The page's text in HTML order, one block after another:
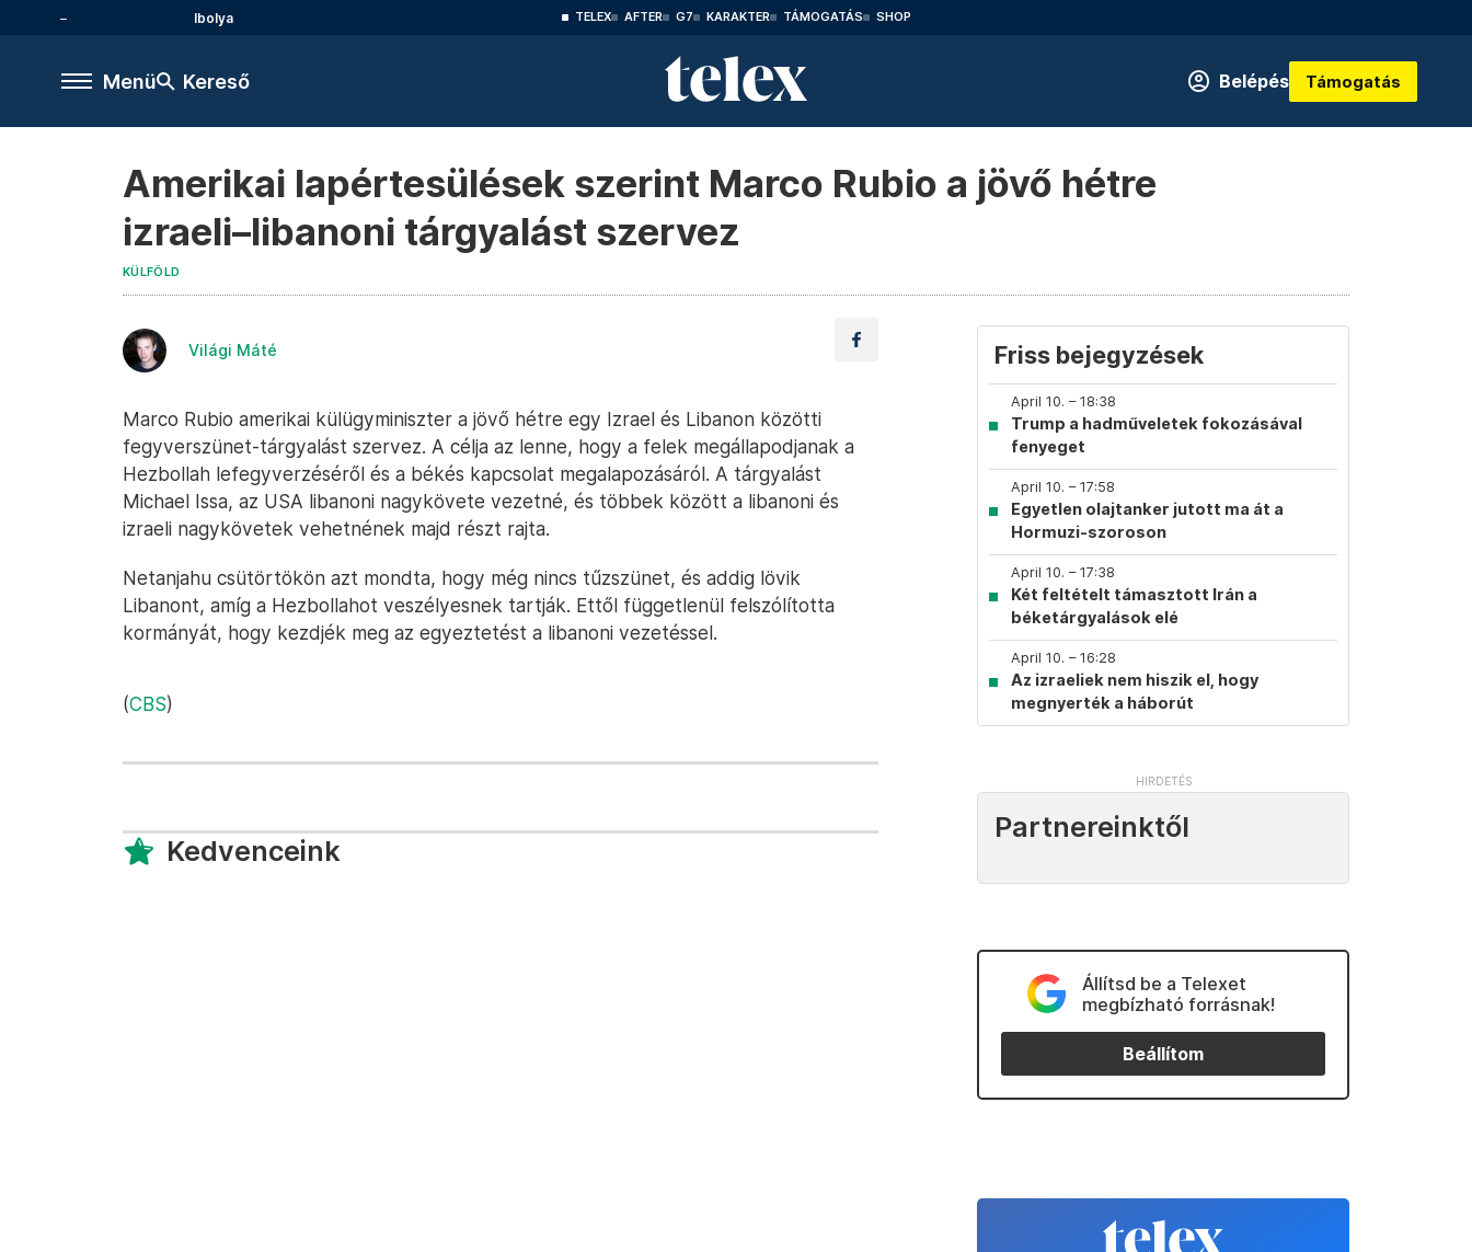
Ibolya TELEX AFTER G7 KARAKTER TÁMOGATÁS SHOP
Menü Kereső Belépés Támogatás
Amerikai lapértesülések szerint Marco Rubio a jövő hétre
izraeli–libanoni tárgyalást szervez
KÜLFÖLD
Világi Máté
Marco Rubio amerikai külügyminiszter a jövő hétre egy Izrael és Libanon közötti
fegyverszünet-tárgyalást szervez. A célja az lenne, hogy a felek megállapodjanak a
Hezbollah lefegyverzéséről és a békés kapcsolat megalapozásáról. A tárgyalást
Michael Issa, az USA libanoni nagykövete vezetné, és többek között a libanoni és
izraeli nagykövetek vehetnének majd részt rajta.
Netanjahu csütörtökön azt mondta, hogy még nincs tűzszünet, és addig lövik
Libanont, amíg a Hezbollahot veszélyesnek tartják. Ettől függetlenül felszólította
kormányát, hogy kezdjék meg az egyeztetést a libanoni vezetéssel.
(CBS)
Kedvenceink
Friss bejegyzések
April 10. – 18:38
Trump a hadműveletek fokozásával
fenyeget
April 10. – 17:58
Egyetlen olajtanker jutott ma át a
Hormuzi-szoroson
April 10. – 17:38
Két feltételt támasztott Irán a
béketárgyalások elé
April 10. – 16:28
Az izraeliek nem hiszik el, hogy
megnyerték a háborút
Partnereinktől
Állítsd be a Telexet
megbízható forrásnak!
Beállítom